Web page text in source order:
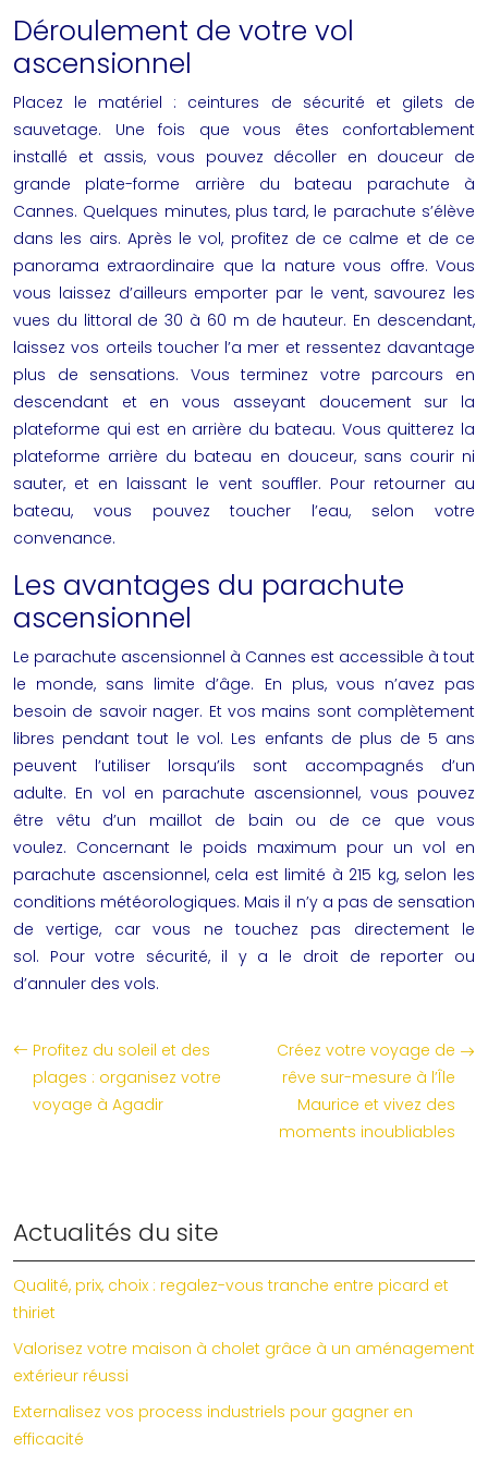
Déroulement de votre vol
ascensionnel
Placez le matériel : ceintures de sécurité et gilets de
sauvetage. Une fois que vous êtes confortablement
installé et assis, vous pouvez décoller en douceur de
grande plate-forme arrière du bateau parachute à
Cannes. Quelques minutes, plus tard, le parachute s’élève
dans les airs. Après le vol, profitez de ce calme et de ce
panorama extraordinaire que la nature vous offre. Vous
vous laissez d’ailleurs emporter par le vent, savourez les
vues du littoral de 30 à 60 m de hauteur. En descendant,
laissez vos orteils toucher l’a mer et ressentez davantage
plus de sensations. Vous terminez votre parcours en
descendant et en vous asseyant doucement sur la
plateforme qui est en arrière du bateau. Vous quitterez la
plateforme arrière du bateau en douceur, sans courir ni
sauter, et en laissant le vent souffler. Pour retourner au
bateau, vous pouvez toucher l’eau, selon votre
convenance.
Les avantages du parachute
ascensionnel
Le parachute ascensionnel à Cannes est accessible à tout
le monde, sans limite d’âge. En plus, vous n’avez pas
besoin de savoir nager. Et vos mains sont complètement
libres pendant tout le vol. Les enfants de plus de 5 ans
peuvent l’utiliser lorsqu’ils sont accompagnés d’un
adulte. En vol en parachute ascensionnel, vous pouvez
être vêtu d’un maillot de bain ou de ce que vous
voulez. Concernant le poids maximum pour un vol en
parachute ascensionnel, cela est limité à 215 kg, selon les
conditions météorologiques. Mais il n’y a pas de sensation
de vertige, car vous ne touchez pas directement le
sol. Pour votre sécurité, il y a le droit de reporter ou
d’annuler des vols.
Profitez du soleil et des
plages : organisez votre
voyage à Agadir
Créez votre voyage de
rêve sur-mesure à l’Île
Maurice et vivez des
moments inoubliables
Actualités du site
Qualité, prix, choix : regalez-vous tranche entre picard et
thiriet
Valorisez votre maison à cholet grâce à un aménagement
extérieur réussi
Externalisez vos process industriels pour gagner en
efficacité